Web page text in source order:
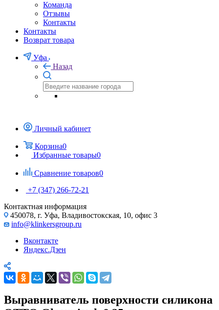
Команда
Отзывы
Контакты
Контакты
Возврат товара
Уфа
Назад
Личный кабинет
Корзина0
Избранные товары0
Сравнение товаров0
+7 (347) 266-72-21
Контактная информация
450078, г. Уфа, Владивостокская, 10, офис 3
info@klinkersgroup.ru
Вконтакте
Яндекс.Дзен
Выравниватель поверхности силикона